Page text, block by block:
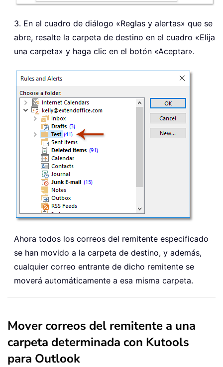
3. En el cuadro de diálogo «Reglas y alertas» que se
abre, resalte la carpeta de destino en el cuadro «Elija
una carpeta» y haga clic en el botón «Aceptar».
Ahora todos los correos del remitente especificado
se han movido a la carpeta de destino, y además,
cualquier correo entrante de dicho remitente se
moverá automáticamente a esa misma carpeta.
Mover correos del remitente a una
carpeta determinada con Kutools
para Outlook